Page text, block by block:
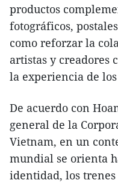
productos
fotográficos,
como reforzar la
artistas y creadores
la experiencia de
De acuerdo con
general de la
Vietnam, en un
mundial se orienta
identidad, los